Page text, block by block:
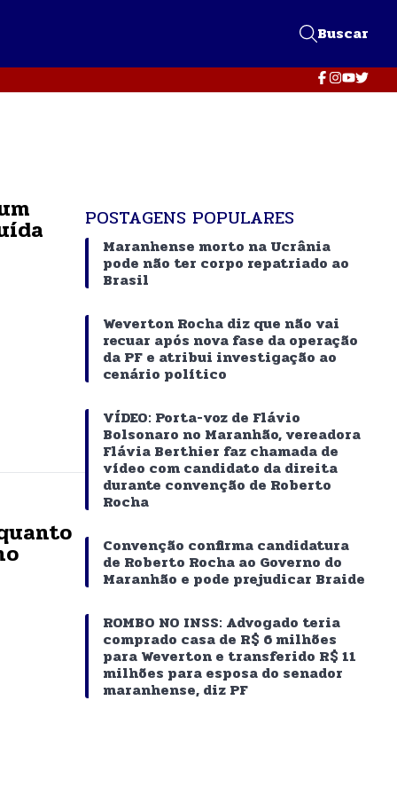
Buscar
POSTAGENS POPULARES
Maranhense morto na Ucrânia
pode não ter corpo repatriado ao
Brasil
Weverton Rocha diz que não vai
recuar após nova fase da operação
da PF e atribui investigação ao
cenário político
VÍDEO: Porta-voz de Flávio
Bolsonaro no Maranhão, vereadora
Flávia Berthier faz chamada de
vídeo com candidato da direita
durante convenção de Roberto
Rocha
Convenção confirma candidatura
de Roberto Rocha ao Governo do
Maranhão e pode prejudicar Braide
ROMBO NO INSS: Advogado teria
comprado casa de R$ 6 milhões
para Weverton e transferido R$ 11
milhões para esposa do senador
maranhense, diz PF